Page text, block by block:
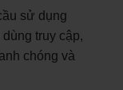
sử dụng
truy cập,
chóng và